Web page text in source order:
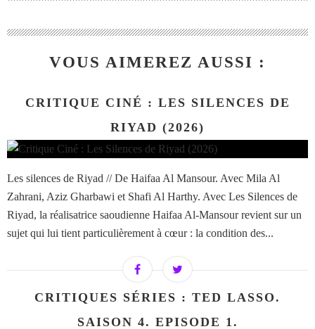
VOUS AIMEREZ AUSSI :
CRITIQUE CINÉ : LES SILENCES DE
RIYAD (2026)
Les silences de Riyad // De Haifaa Al Mansour. Avec Mila Al
Zahrani, Aziz Gharbawi et Shafi Al Harthy. Avec Les Silences de
Riyad, la réalisatrice saoudienne Haifaa Al-Mansour revient sur un
sujet qui lui tient particulièrement à cœur : la condition des...
CRITIQUES SÉRIES : TED LASSO.
SAISON 4. EPISODE 1.